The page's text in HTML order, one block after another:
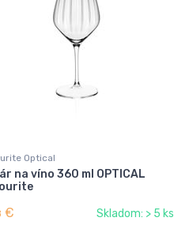
Optical
na víno 360 ml OPTICAL
€ Skladom: > 5 ks